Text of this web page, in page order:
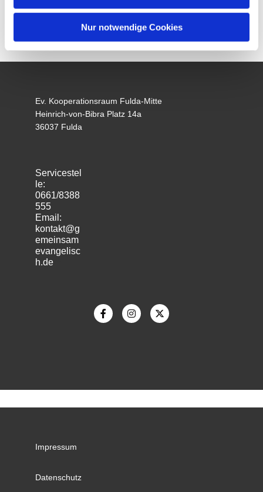
Nur notwendige Cookies
Ev. Kooperationsraum Fulda-Mitte
Heinrich-von-Bibra Platz 14a
36037 Fulda
Servicestel
le:
0661/8388
555
Email:
kontakt@g
emeinsam
evangelisc
h.de
Impressum
Datenschutz